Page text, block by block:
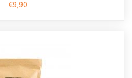
€9,90